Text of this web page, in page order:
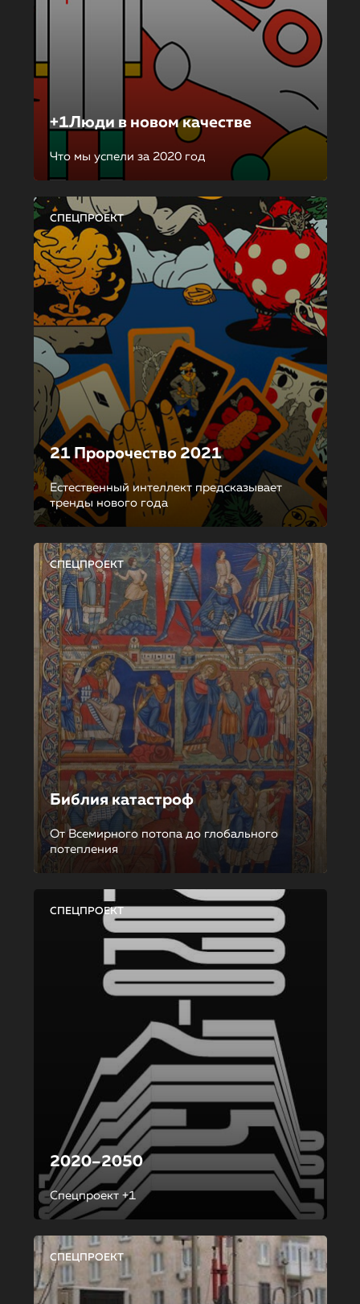
+1Люди в новом качестве
Что мы успели за 2020 год
СПЕЦПРОЕКТ
21 Пророчество 2021
Естественный интеллект предсказывает
тренды нового года
СПЕЦПРОЕКТ
Библия катастроф
От Всемирного потопа до глобального
потепления
СПЕЦПРОЕКТ
2020–2050
Спецпроект +1
СПЕЦПРОЕКТ